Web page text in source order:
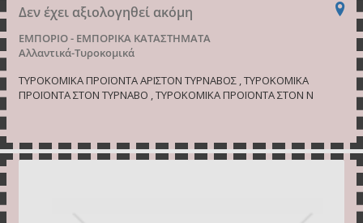
Δεν έχει αξιολογηθεί ακόμη
ΕΜΠΟΡΙΟ - ΕΜΠΟΡΙΚΑ ΚΑΤΑΣΤΗΜΑΤΑ
Αλλαντικά-Τυροκομικά
ΤΥΡΟΚΟΜΙΚΑ ΠΡΟΪΟΝΤΑ ΑΡΙΣΤΟΝ ΤΥΡΝΑΒΟΣ , ΤΥΡΟΚΟΜΙΚΑ
ΠΡΟΪΟΝΤΑ ΣΤΟΝ ΤΥΡΝΑΒΟ , ΤΥΡΟΚΟΜΙΚΑ ΠΡΟΪΟΝΤΑ ΣΤΟΝ Ν